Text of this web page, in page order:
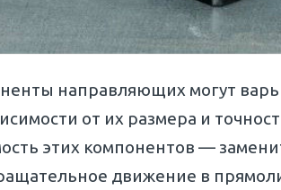
направляющих могут
от их размера и
этих компонентов —
движение в